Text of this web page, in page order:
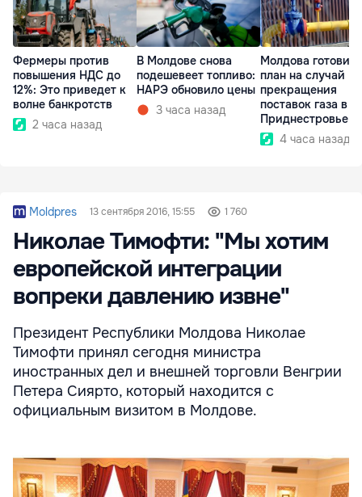
Фермеры против
повышения НДС до
12%: Это приведет к
волне банкротств
2 часа назад
В Молдове снова
подешевеет топливо:
НАРЭ обновило цены
3 часа назад
Молдова готовит
план на случай
прекращения
поставок газа в
Приднестровье
4 часа назад
Moldpres 13 сентября 2016, 15:55 1 760
Николае Тимофти: "Мы хотим
европейской интеграции
вопреки давлению извне"
Президент Республики Молдова Николае
Тимофти принял сегодня министра
иностранных дел и внешней торговли Венгрии
Петера Сиярто, который находится с
официальным визитом в Молдове.